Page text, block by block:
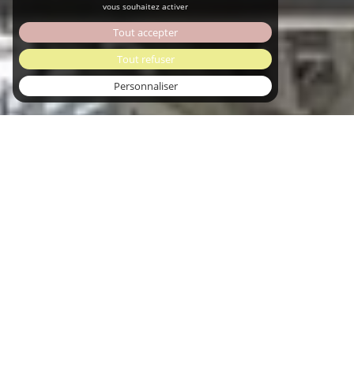
vous souhaitez activer
Tout accepter
Tout refuser
Personnaliser